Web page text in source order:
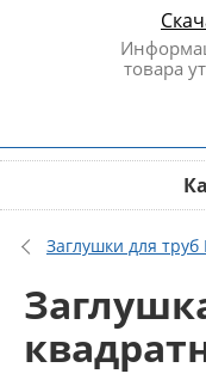
товара
Заглушки для